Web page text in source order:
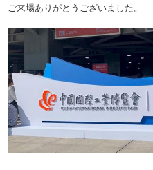
ご来場ありがとうございました。